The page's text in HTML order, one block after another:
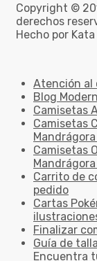
Copyright ©
derechos
Hecho por
Atención al
Blog Modern
Camisetas
Camisetas
Camisetas
Carrito de
pedido
Cartas
Finalizar
Guía de
Encuentra